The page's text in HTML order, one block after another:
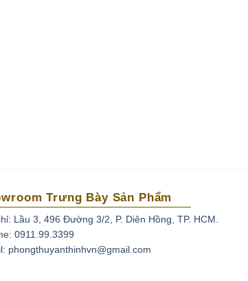
Trưng Bày Sản Phẩm
Lầu 3, 496 Đường 3/2, P. Diên Hồng, TP. HCM.
0911.99.3399
phongthuyanthinhvn@gmail.com